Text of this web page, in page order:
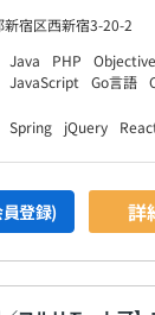
新宿区西新宿3-20-2
Java PHP
JavaScript
Go言語
Spring jQuery
登録) 詳